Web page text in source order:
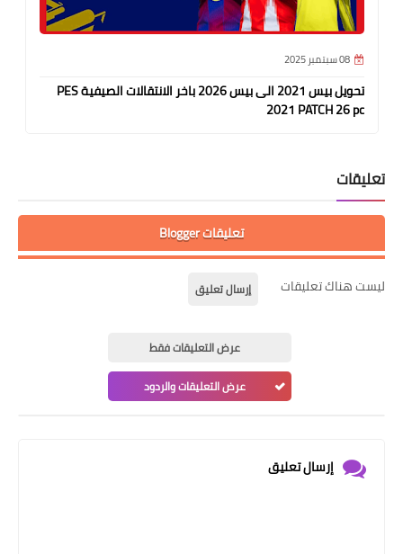
08 سبتمبر 2025
تحويل بيس 2021 الى بيس 2026 باخر الانتقالات الصيفية PES
2021 PATCH 26 pc
تعليقات
تعليقات Blogger
ليست هناك تعليقات إرسال تعليق
عرض التعليقات فقط
عرض التعليقات والردود
إرسال تعليق